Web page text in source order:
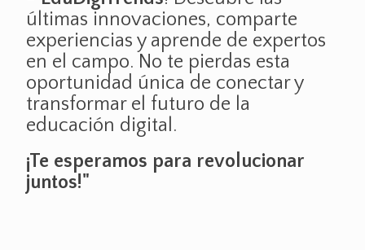
últimas innovaciones, comparte
experiencias y aprende de expertos
en el campo. No te pierdas esta
oportunidad única de conectar y
transformar el futuro de la
educación digital.
¡Te esperamos para revolucionar
juntos!"